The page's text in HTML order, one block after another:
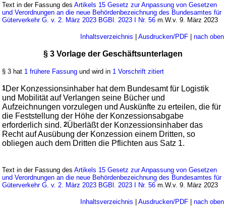
Text in der Fassung desArtikels 15 Gesetz zur Anpassung von Gesetzen
und Verordnungen an die neue Behördenbezeichnung des Bundesamtes für
Güterverkehr G. v. 2. März 2023 BGBl. 2023 I Nr. 56 m.W.v. 9. März 2023
Inhaltsverzeichnis | Ausdrucken/PDF| nach oben
§ 3 Vorlage der Geschäftsunterlagen
§ 3 hat 1 frühere Fassung und wird in 1 Vorschrift zitiert
1Der Konzessionsinhaber hat dem Bundesamt für Logistik
und Mobilität auf Verlangen seine Bücher und
Aufzeichnungen vorzulegen und Auskünfte zu erteilen, die für
die Feststellung der Höhe der Konzessionsabgabe
erforderlich sind.2Überläßt der Konzessionsinhaber das
Recht auf Ausübung der Konzession einem Dritten, so
obliegen auch dem Dritten die Pflichten aus Satz 1.
Text in der Fassung desArtikels 15 Gesetz zur Anpassung von Gesetzen
und Verordnungen an die neue Behördenbezeichnung des Bundesamtes für
Güterverkehr G. v. 2. März 2023 BGBl. 2023 I Nr. 56 m.W.v. 9. März 2023
Inhaltsverzeichnis | Ausdrucken/PDF| nach oben